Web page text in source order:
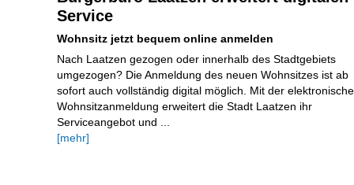
Service
Wohnsitz jetzt bequem online anmelden
Nach Laatzen gezogen oder innerhalb des Stadtgebiets
umgezogen? Die Anmeldung des neuen Wohnsitzes ist ab
sofort auch vollständig digital möglich. Mit der
Wohnsitzanmeldung erweitert die Stadt Laatzen ihr
Serviceangebot und ...
[mehr]